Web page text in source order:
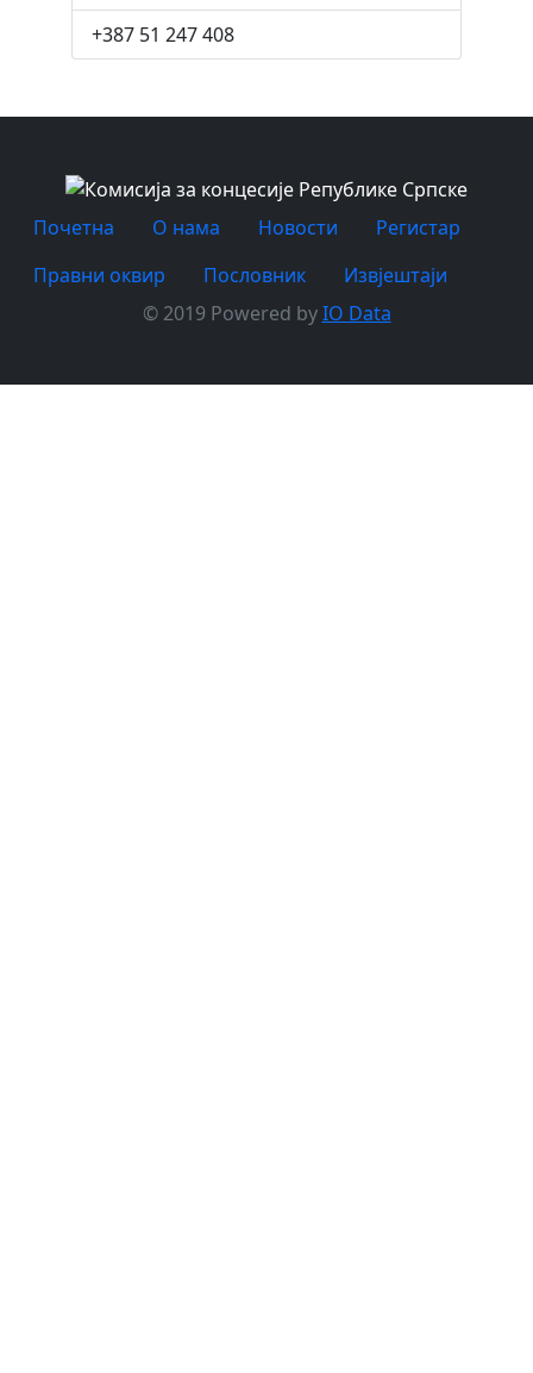
+387 51 247 408
Почетна O нама Новости
Регистар
Правни оквир
Пословник
Извјештаји
© 2019 Powered byIO Data